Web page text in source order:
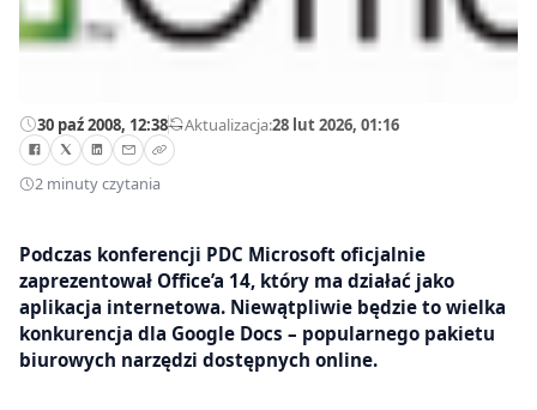
30 paź 2008, 12:38—Aktualizacja:28 lut 2026, 01:16
2 minuty czytania
Podczas konferencji PDC Microsoft oficjalnie
zaprezentował Office’a 14, który ma działać jako
aplikacja internetowa. Niewątpliwie będzie to wielka
konkurencja dla Google Docs – popularnego pakietu
biurowych narzędzi dostępnych online.